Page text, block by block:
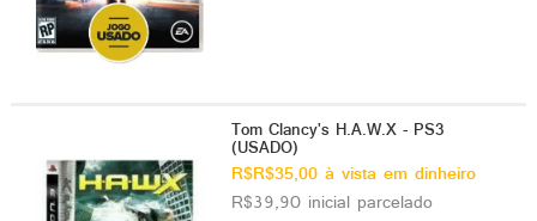
Tom Clancy's H.A.W.X - PS3
(USADO)
R$R$35,00 à vista em dinheiro
R$39,90 inicial parcelado